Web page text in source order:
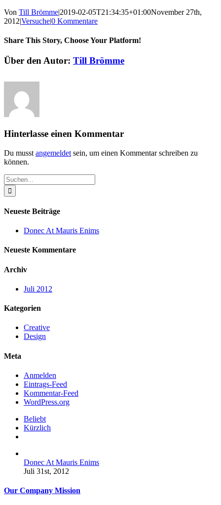
Von Till Brömme|2019-02-05T21:34:35+01:00November 27th,
2012|Versuche|0 Kommentare
Share This Story, Choose Your Platform!
Facebook
X
Reddit
LinkedIn
WhatsApp
Tumblr
Pinterest
Vk
E-
Über den Autor: Till Brömme
Hinterlasse einen Kommentar
Du musst angemeldet sein, um einen Kommentar schreiben zu
können.
Suche
nach:
Neueste Beiträge
Donec At Mauris Enims
Neueste Kommentare
Archiv
Juli 2012
Kategorien
Creative
Design
Meta
Anmelden
Eintrags-Feed
Kommentar-Feed
WordPress.org
Beliebt
Kürzlich
Donec At Mauris Enims
Juli 31st, 2012
Our Company Mission